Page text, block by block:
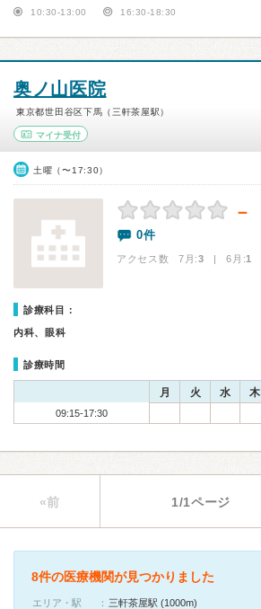
10:30-13:00 16:30-18:30
奥ノ山医院
東京都世田谷区下馬（三軒茶屋駅）
マイナ受付
土曜（〜17:30）
－
0件
アクセス数 7月:3 | 6月:1
診療科目：
内科、眼科
診療時間
月 火 水 木
09:15-17:30
«前 1/1ページ
8件の医療機関が見つかりました
エリア・駅
三軒茶屋駅 (1000m)